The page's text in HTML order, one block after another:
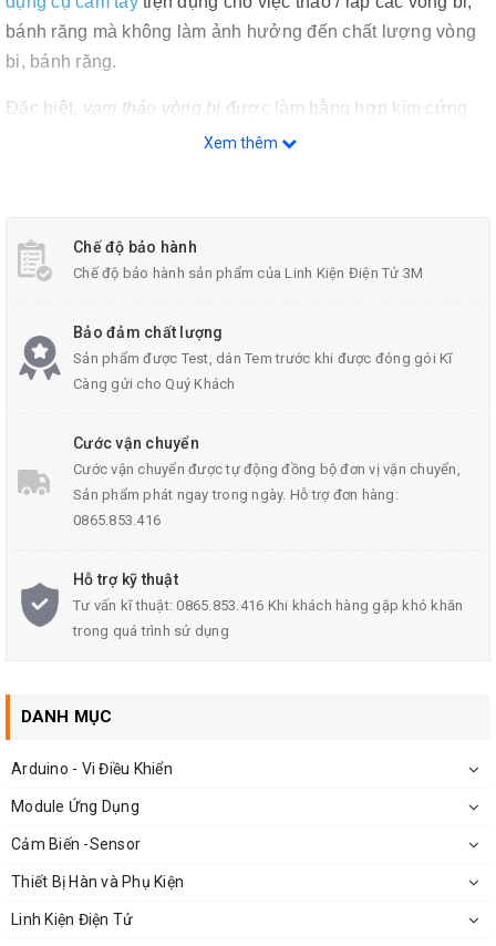
bánh răng mà không làm ảnh hưởng đến chất lượng vòng
bi, bánh răng.
Đặc biệt, vam tháo vòng bi được làm bằng hợp kim cứng
Vam tháo vòng bi, bánh răng
Thiết kế nhỏ gọn, dễ cầm
Thông số kỹ thuật của dụng cụ tháo lắp vòng bi:
Xem thêm
Chế độ bảo hành
Chế độ bảo hành sản phẩm của Linh Kiện Điện Tử 3M
Bảo đảm chất lượng
Sản phẩm được Test, dán Tem trước khi được đóng gói Kĩ
Càng gửi cho Quý Khách
Cước vận chuyển
Cước vận chuyển được tự động đồng bộ đơn vị vận chuyển,
Sản phẩm phát ngay trong ngày. Hỗ trợ đơn hàng:
0865.853.416
Hỗ trợ kỹ thuật
Tư vấn kĩ thuật: 0865.853.416 Khi khách hàng gặp khó khăn
trong quá trình sử dụng
DANH MỤC
Arduino - Vi Điều Khiển
Module Ứng Dụng
Cảm Biến -Sensor
Thiết Bị Hàn và Phụ Kiện
Linh Kiện Điện Tử